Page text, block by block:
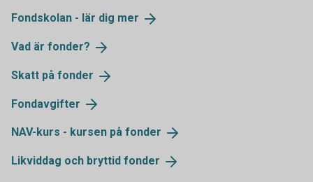
Fondskolan - lär dig mer
Vad är fonder?
Skatt på fonder
Fondavgifter
NAV-kurs - kursen på fonder
Likviddag och bryttid fonder